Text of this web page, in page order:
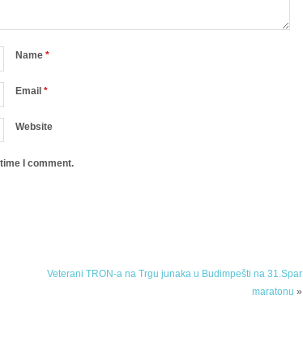
Name *
Email *
Website
I comment.
Veterani TRON-a na Trgu junaka u Budimpešti na 31.Spar
maratonu »